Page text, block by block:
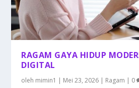
RAGAM GAYA HIDUP
DIGITAL
oleh mimin1 | Mei 23, 2026 | Ragam | 0